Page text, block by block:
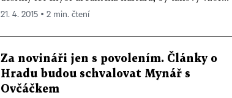
21. 4. 2015 ▪ 2 min. čtení
Za novináři jen s povolením. Články o
Hradu budou schvalovat Mynář s
Ovčáčkem